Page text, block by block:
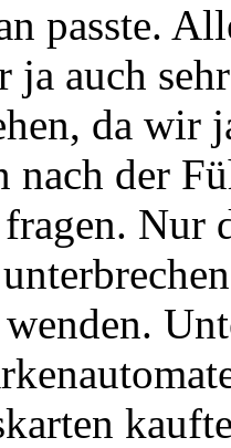
passte.
ja auch
da wir
der
Nur